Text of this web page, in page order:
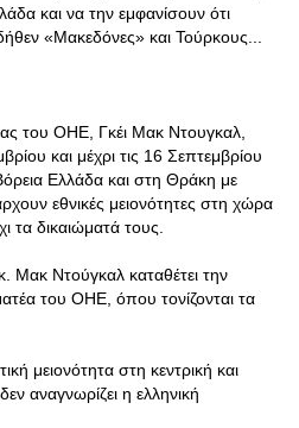
και να την εμφανίσουν ότι
«Μακεδόνες» και Τούρκους...
του ΟΗΕ, Γκέι Μακ Ντουγκαλ,
και μέχρι τις 16 Σεπτεμβρίου
Ελλάδα και στη Θράκη με
εθνικές μειονότητες στη χώρα
τα δικαιώματά τους.
Μακ Ντούγκαλ καταθέτει την
του ΟΗΕ, όπου τονίζονται τα
μειονότητα στη κεντρική και
αναγνωρίζει η ελληνική